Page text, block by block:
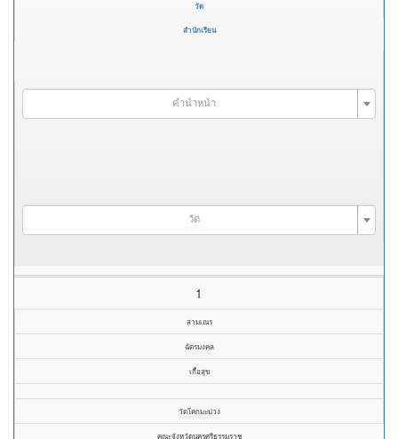
วัด
สำนักเรียน
คำนำหน้า
วัด
1
สามเณร
ฉัตรมงคล
เกื้อสุข
วัดโคกมะม่วง
คณะจังหวัดนครศรีธรรมราช